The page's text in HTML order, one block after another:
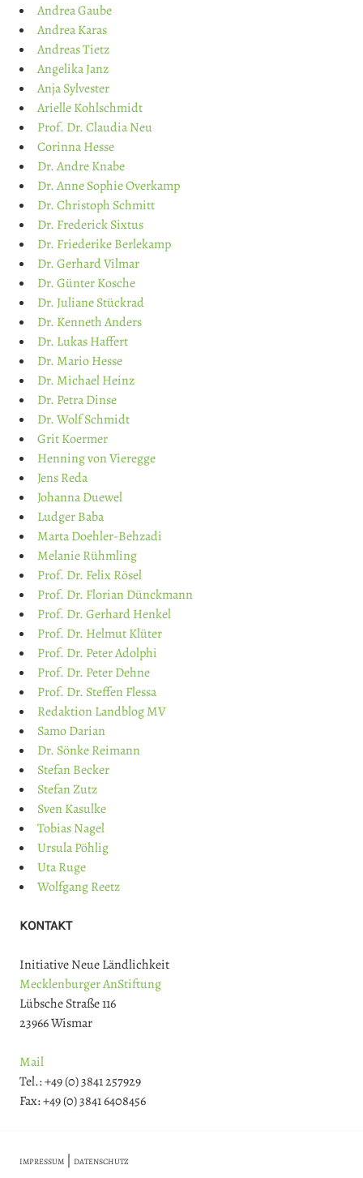
Andrea Gaube
Andrea Karas
Andreas Tietz
Angelika Janz
Anja Sylvester
Arielle Kohlschmidt
Prof. Dr. Claudia Neu
Corinna Hesse
Dr. Andre Knabe
Dr. Anne Sophie Overkamp
Dr. Christoph Schmitt
Dr. Frederick Sixtus
Dr. Friederike Berlekamp
Dr. Gerhard Vilmar
Dr. Günter Kosche
Dr. Juliane Stückrad
Dr. Kenneth Anders
Dr. Lukas Haffert
Dr. Mario Hesse
Dr. Michael Heinz
Dr. Petra Dinse
Dr. Wolf Schmidt
Grit Koermer
Henning von Vieregge
Jens Reda
Johanna Duewel
Ludger Baba
Marta Doehler-Behzadi
Melanie Rühmling
Prof. Dr. Felix Rösel
Prof. Dr. Florian Dünckmann
Prof. Dr. Gerhard Henkel
Prof. Dr. Helmut Klüter
Prof. Dr. Peter Adolphi
Prof. Dr. Peter Dehne
Prof. Dr. Steffen Flessa
Redaktion Landblog MV
Samo Darian
Dr. Sönke Reimann
Stefan Becker
Stefan Zutz
Sven Kasulke
Tobias Nagel
Ursula Pöhlig
Uta Ruge
Wolfgang Reetz
KONTAKT
Initiative Neue Ländlichkeit
Mecklenburger AnStiftung
Lübsche Straße 116
23966 Wismar
Mail
Tel.: +49 (0) 3841 257929
Fax: +49 (0) 3841 6408456
IMPRESSUM | DATENSCHUTZ